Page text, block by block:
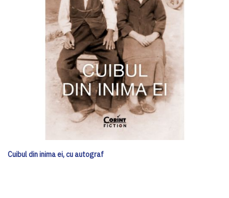
Cuibul din inima ei, cu autograf